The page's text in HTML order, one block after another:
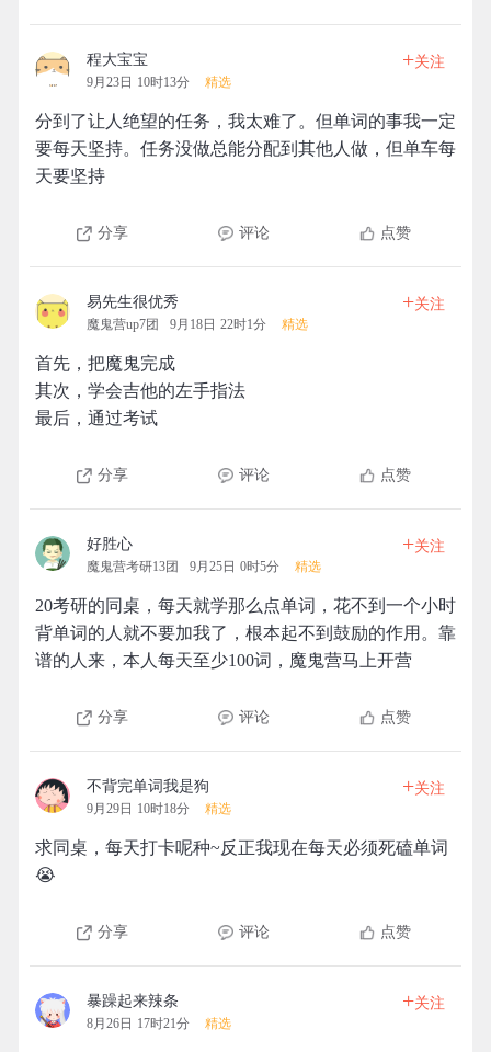
程大宝宝
9月23日 10时13分 精选
+关注
分到了让人绝望的任务，我太难了。但单词的事我一定
要每天坚持。任务没做总能分配到其他人做，但单车每
天要坚持
分享 评论 点赞
易先生很优秀
魔鬼营up7团 9月18日 22时1分 精选
+关注
首先，把魔鬼完成
其次，学会吉他的左手指法
最后，通过考试
分享 评论 点赞
好胜心
魔鬼营考研13团 9月25日 0时5分 精选
+关注
20考研的同桌，每天就学那么点单词，花不到一个小时
背单词的人就不要加我了，根本起不到鼓励的作用。靠
谱的人来，本人每天至少100词，魔鬼营马上开营
分享 评论 点赞
不背完单词我是狗
9月29日 10时18分 精选
+关注
求同桌，每天打卡呢种~反正我现在每天必须死磕单词
😭
分享 评论 点赞
暴躁起来辣条
8月26日 17时21分 精选
+关注